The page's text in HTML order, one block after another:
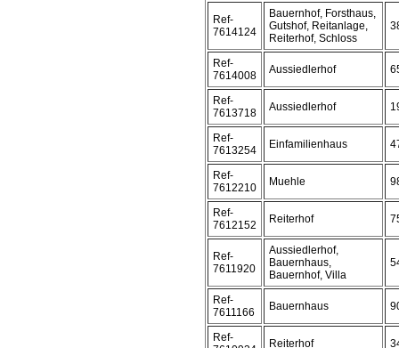
Ref-
7614124
Bauernhof, Forsthaus,
Gutshof, Reitanlage,
Reiterhof, Schloss
Ref-
7614008
Aussiedlerhof
Ref-
7613718
Aussiedlerhof
Ref-
7613254
Einfamilienhaus
Ref-
7612210
Muehle
Ref-
7612152
Reiterhof
Ref-
7611920
Aussiedlerhof,
Bauernhaus,
Bauernhof, Villa
Ref-
7611166
Bauernhaus
Ref-
Reiterhof